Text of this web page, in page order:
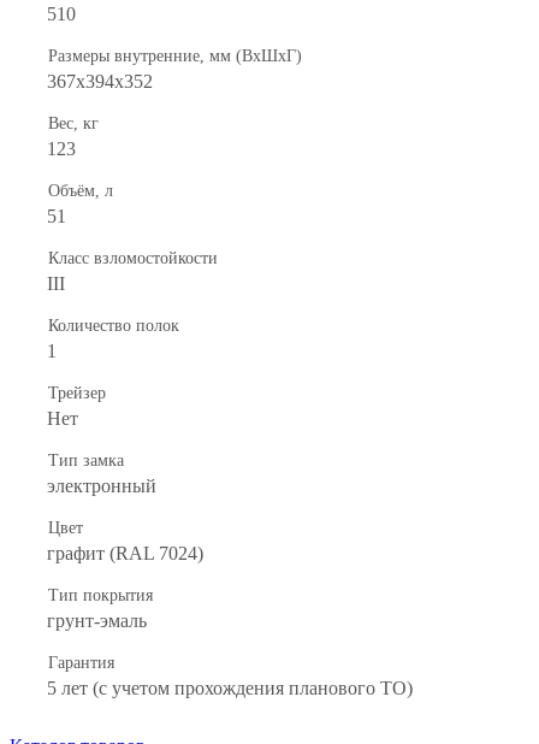
510
Размеры внутренние, мм (ВхШхГ)
367x394x352
Вес, кг
123
Объём, л
51
Класс взломостойкости
III
Количество полок
1
Трейзер
Нет
Тип замка
электронный
Цвет
графит (RAL 7024)
Тип покрытия
грунт-эмаль
Гарантия
5 лет (с учетом прохождения планового ТО)